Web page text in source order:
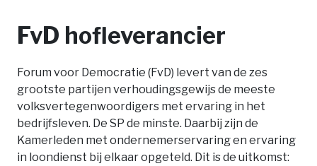
FvD hofleverancier
Forum voor Democratie (FvD) levert van de zes
grootste partijen verhoudingsgewijs de meeste
volksvertegenwoordigers met ervaring in het
bedrijfsleven. De SP de minste. Daarbij zijn de
Kamerleden met ondernemerservaring en ervaring
in loondienst bij elkaar opgeteld. Dit is de uitkomst: